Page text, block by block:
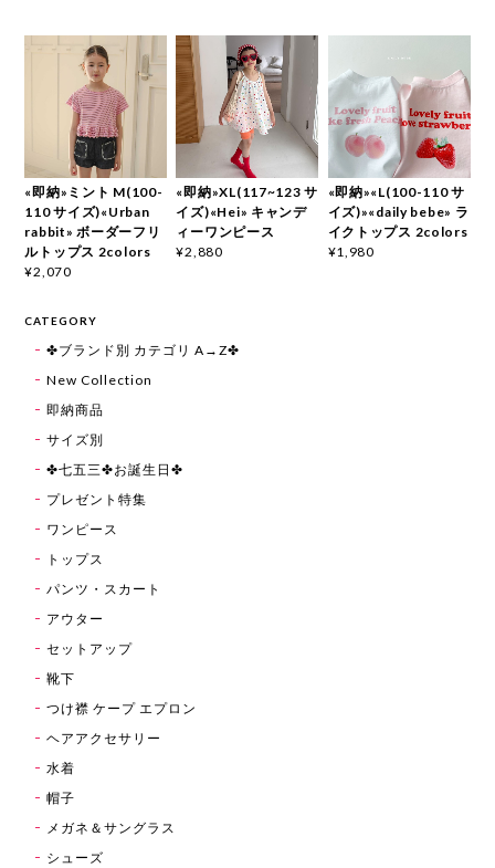
«即納»ミント M(100-
110 サイズ)«Urban
rabbit» ボーダーフリ
ルトップス 2colors
¥2,070
«即納»XL(117~123 サ
イズ)«Hei» キャンデ
ィーワンピース
¥2,880
«即納»«L(100-110 サ
イズ)»«daily bebe» ラ
イクトップス 2colors
¥1,980
CATEGORY
✤ブランド別 カテゴリ A→Z✤
New Collection
即納商品
サイズ別
✤七五三✤お誕生日✤
プレゼント特集
ワンピース
トップス
パンツ・スカート
アウター
セットアップ
靴下
つけ襟 ケープ エプロン
ヘアアクセサリー
水着
帽子
メガネ＆サングラス
シューズ